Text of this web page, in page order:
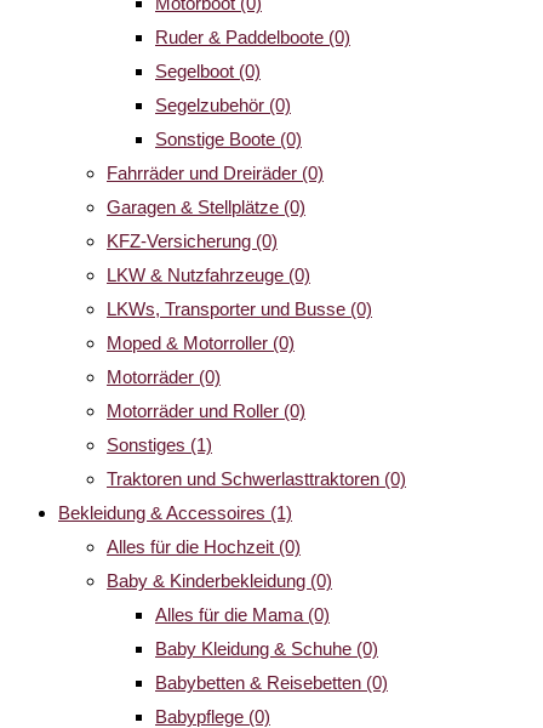
Ruder & Paddelboote (0)
Segelboot (0)
Segelzubehör (0)
Sonstige Boote (0)
Fahrräder und Dreiräder (0)
Garagen & Stellplätze (0)
KFZ-Versicherung (0)
LKW & Nutzfahrzeuge (0)
LKWs, Transporter und Busse (0)
Moped & Motorroller (0)
Motorräder (0)
Motorräder und Roller (0)
Sonstiges (1)
Traktoren und Schwerlasttraktoren (0)
Bekleidung & Accessoires (1)
Alles für die Hochzeit (0)
Baby & Kinderbekleidung (0)
Alles für die Mama (0)
Baby Kleidung & Schuhe (0)
Babybetten & Reisebetten (0)
Babypflege (0)